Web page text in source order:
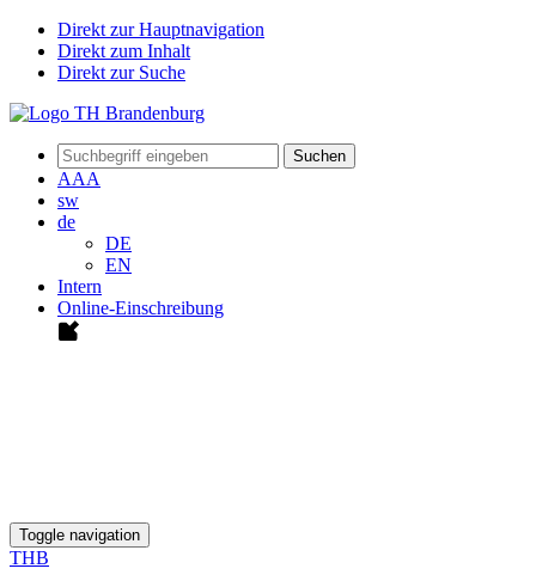
Direkt zur Hauptnavigation
Direkt zum Inhalt
Direkt zur Suche
Suchen
AAA
sw
de
DE
EN
Intern
Online-Einschreibung
Toggle navigation
THB